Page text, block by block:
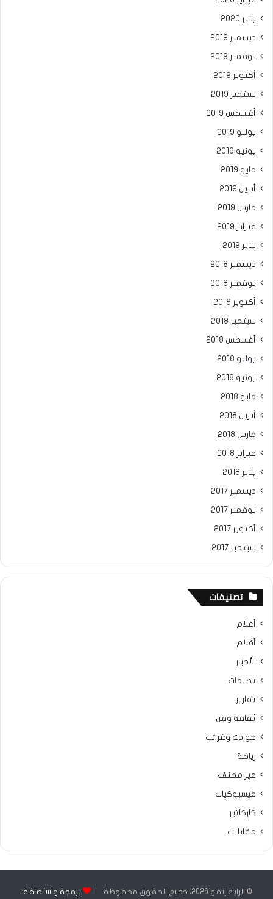
يناير 2020
ديسمبر 2019
نوفمبر 2019
أكتوبر 2019
سبتمبر 2019
أغسطس 2019
يوليو 2019
يونيو 2019
مايو 2019
أبريل 2019
مارس 2019
فبراير 2019
يناير 2019
ديسمبر 2018
نوفمبر 2018
أكتوبر 2018
سبتمبر 2018
أغسطس 2018
يوليو 2018
يونيو 2018
مايو 2018
أبريل 2018
مارس 2018
فبراير 2018
يناير 2018
ديسمبر 2017
نوفمبر 2017
أكتوبر 2017
سبتمبر 2017
تصنيفات
أعلام
أقلام
الأخبار
تظلمات
تقارير
ثقافة وفن
حوادث وغرائب
رياضة
غير مصنف
فيسبوكيات
كاركاتير
مقابلات
© الراية إنفو 2026، جميع الحقوق محفوظة | برمجة واستضافة: